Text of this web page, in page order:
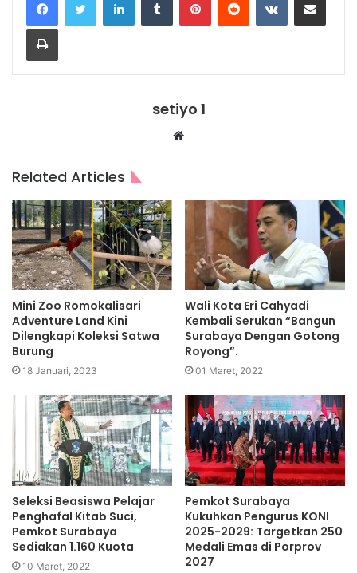
Print
setiyo 1
Website
Related Articles
Mini Zoo Romokalisari
Adventure Land Kini
Dilengkapi Koleksi Satwa
Burung
18 Januari, 2023
Wali Kota Eri Cahyadi
Kembali Serukan “Bangun
Surabaya Dengan Gotong
Royong”.
01 Maret, 2022
Seleksi Beasiswa Pelajar
Penghafal Kitab Suci,
Pemkot Surabaya
Sediakan 1.160 Kuota
10 Maret, 2022
Pemkot Surabaya
Kukuhkan Pengurus KONI
2025-2029: Targetkan 250
Medali Emas di Porprov
2027